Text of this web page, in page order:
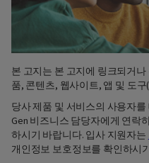
본 고지는 본 고지에 링크되거
품, 콘텐츠, 웹사이트, 앱 및 도
당사 제품 및 서비스의 사용자
Gen 비즈니스 담당자에게 연락
하시기 바랍니다. 입사 지원자는
개인정보 보호정보를 확인하시